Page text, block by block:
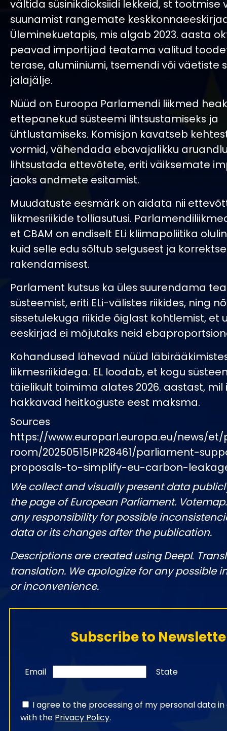
vältida süsinikdioksiidi lekkeid, st tootmise
suunamist rangemate
Üleminekuetapis, mis algab 2023. aasta
peavad importijad teatama valitud
terase, alumiiniumi, tsemendi või väetiste
jalajälje.
Nüüd on Euroopa Parlamendi liikmed
ettepanekud süsteemi lihtsustamiseks ja
ühtlustamiseks. Komisjon kavatseb
vormid, vähendada ebavajalikku
lihtsustada ettevõtete, eriti väiksemate
jaoks andmete esitamist.
Muudatuste eesmärk on aidata nii
liikmesriikide tolliasutusi.
et CBAM on endiselt ELi kliimapoliitika
kuid selle edu sõltub selgusest ja
rakendamisest.
Parlament kutsus ka üles suurendama
süsteemist, eriti ELi-välistes riikides, ning
sissetulekuga riikide õiglast kohtlemist, et
eeskirjad ei mõjutaks neid
Kohandused lähevad nüüd
liikmesriikidega. EL loodab, et kogu
täielikult toimima alates 2026. aastast,
hakkavad heitkoguste eest maksma.
Sources
https://www.europarl.europa.eu/news/
room/20250515IPR28461/parliament-
proposals-to-simplify-eu-carbon-
We collect and visually present data
the page of European Parliament.
any responsibility for possible
data or its changes after the publication.
Descriptions are created using DeepL
translation. We apologize for any possible
or inconvenience.
Subscribe to
Email State
I agree to the processing of my personal data
with the Privacy Policy.